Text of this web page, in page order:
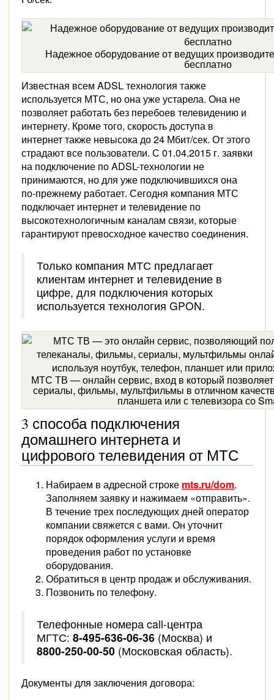
Надежное оборудование от ведущих
бесплатно
Известная всем ADSL технология также
используется МТС, но она уже устарела. Она не
позволяет работать без перебоев телевидению и
интернету. Кроме того, скорость доступа в
интернет также невысока до 24 Мбит/сек. От этого
страдают все пользователи. С 01.04.2015 г. заявки
на подключение по ADSL-технологии не
принимаются, но для уже подключившихся она
по-прежнему работает. Сегодня компания МТС
подключает интернет и телевидение по
высокотехнологичным каналам связи, которые
гарантируют превосходное качество соединения.
Только компания МТС предлагает
клиентам интернет и телевидение в
цифре, для подключения которых
используется технология GPON.
МТС ТВ — онлайн сервис, вход в который позволяет
сериалы, фильмы, мультфильмы в отличном
планшета или с телевизора со
3 способа подключения
домашнего интернета и
цифрового телевидения от МТС
Набираем в адресной строке mts.ru/dom.
Заполняем заявку и нажимаем «отправить».
В течение трех последующих дней оператор
компании свяжется с вами. Он уточнит
порядок оформления услуги и время
проведения работ по установке
оборудования.
Обратиться в центр продаж и обслуживания.
Позвонить по телефону.
Телефонные номера call-центра
МГТС: 8-495-636-06-36 (Москва) и
8800-250-00-50 (Московская область).
Документы для заключения договора: